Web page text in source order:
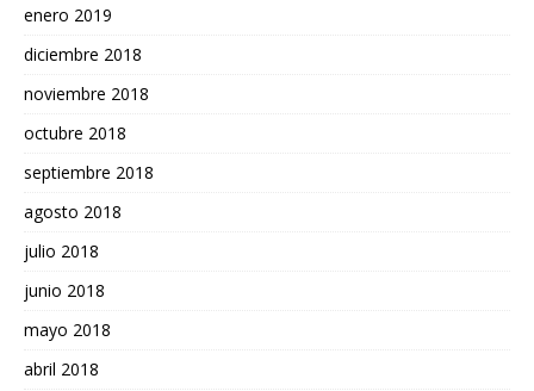
enero 2019
diciembre 2018
noviembre 2018
octubre 2018
septiembre 2018
agosto 2018
julio 2018
junio 2018
mayo 2018
abril 2018